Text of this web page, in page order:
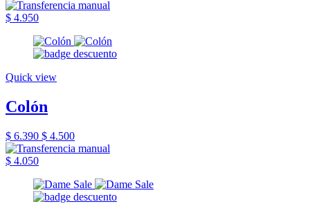
$ 4.950
Quick view
Colón
$ 6.390 $ 4.500
$ 4.050